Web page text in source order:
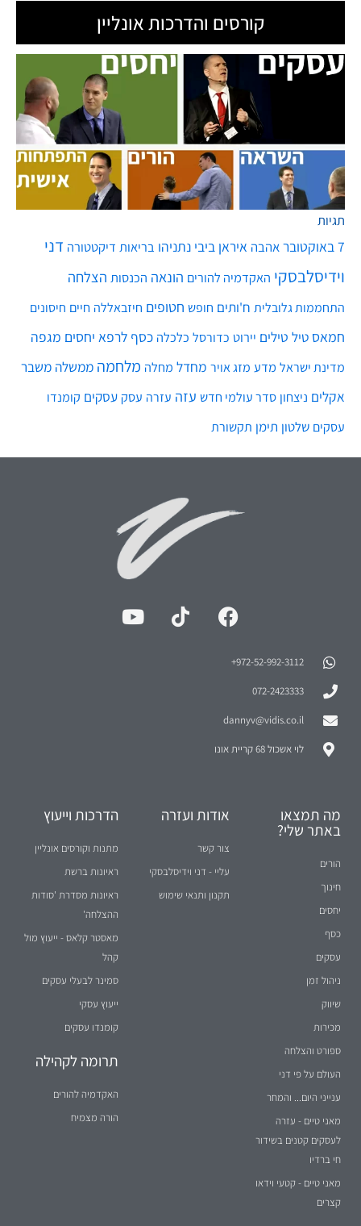
קורסים והדרכות אונליין
תגיות
7 באוקטובר אהבה איראן ביבי נתניהו בריאות דיקטטורה דני
וידיסלבסקי האקדמיה להורים הונאה הכנסות הצלחה
התחממות גלובלית ח'ותים חופש חטופים חיזבאללה חיים חיסונים
חמאס טיל טילים יירוט כדורסל כלכלה כסף לרפא יחסים מגפה
מדינת ישראל מדע מזג אויר מחדל מחלה מלחמה ממשלה משבר
אקלים ניצחון סדר עולמי חדש עזה עזרה עסק עסקים קומנדו
עסקים שלטון תימן תקשורת
972-52-992-3112⁩+
072-2423333
dannyv@vidis.co.il
לוי אשכול 68 קריית אונו
מה תמצאו
באתר שלי?
הורים
חינוך
יחסים
כסף
עסקים
ניהול זמן
שיווק
מכירות
ספורט והצלחה
העולם על פי דני
ענייני היום... והמחר
מאני טיים - עזרה
לעסקים קטנים בשידור
חי ברדיו
מאני טיים - קטעי וידאו
קצרים
אודות ועזרה
צור קשר
עליי - דני וידיסלבסקי
תקנון ותנאי שימוש
הדרכות וייעוץ
מתנות וקורסים אונליין
ראיונות ברשת
ראיונות מסדרת 'סודות
ההצלחה'
מאסטר קלאס - ייעוץ מול
קהל
סמינר לבעלי עסקים
ייעוץ עסקי
קומנדו עסקים
תרומה לקהילה
האקדמיה להורים
הורה מצמיח